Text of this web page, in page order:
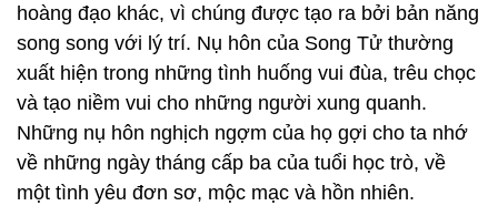
hoàng đạo khác, vì chúng được tạo ra bởi bản năng
song song với lý trí. Nụ hôn của Song Tử thường
xuất hiện trong những tình huống vui đùa, trêu chọc
và tạo niềm vui cho những người xung quanh.
Những nụ hôn nghịch ngợm của họ gợi cho ta nhớ
về những ngày tháng cấp ba của tuổi học trò, về
một tình yêu đơn sơ, mộc mạc và hồn nhiên.